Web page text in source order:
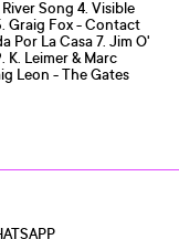
Song 4. Visible
Graig Fox - Contact
Por La Casa 7. Jim O'
K. Leimer & Marc
Leon - The Gates